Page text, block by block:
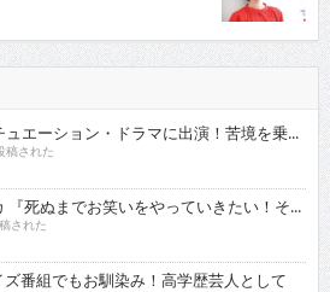
エーション・ドラマに出演！苦境を乗...
された
『死ぬまでお笑いをやっていきたい！そ...
された
番組でもお馴染み！高学歴芸人として